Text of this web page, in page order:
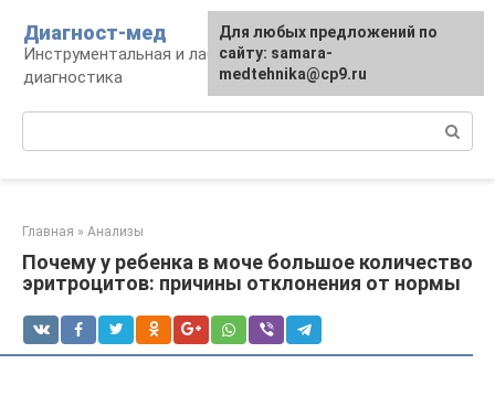
контенту
Диагност-мед
Инструментальная и лабораторная
диагностика
Главная » Анализы
Почему у ребенка в моче большое количество
эритроцитов: причины отклонения от нормы
Для любых предложений по
сайту: samara-
medtehnika@cp9.ru